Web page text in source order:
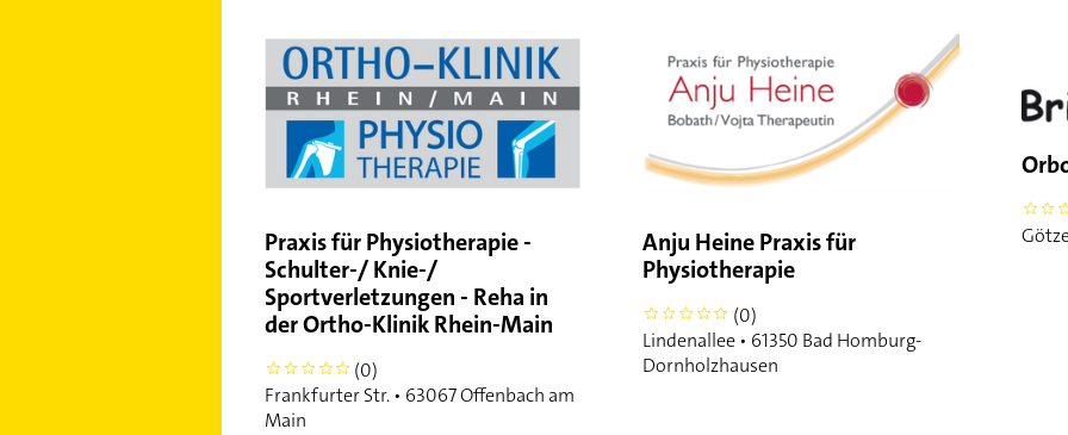
Praxis für Physiotherapie -
Schulter-/ Knie-/
Sportverletzungen - Reha in
der Ortho-Klinik Rhein-Main
0
(0)
Frankfurter Str. • 63067 Offenbach am
Main
Anju Heine Praxis für
Physiotherapie
0
(0)
Lindenallee • 61350 Bad Homburg-
Dornholzhausen
0